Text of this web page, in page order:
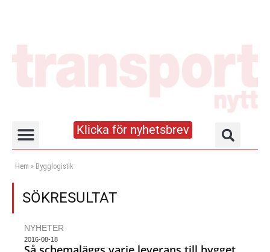
Klicka för nyhetsbrev
Hem » Bygglogistik
SÖKRESULTAT
NYHETER
2016-08-18